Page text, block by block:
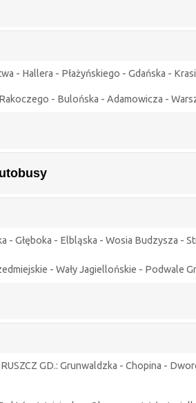
- Hallera - Płażyńskiego - Gdańska -
- Bulońska - Adamowicza -
- Głęboka - Elbląska - Wosia Budzysza -
- Wały Jagiellońskie - Podwale
GD.: Grunwaldzka - Chopina -